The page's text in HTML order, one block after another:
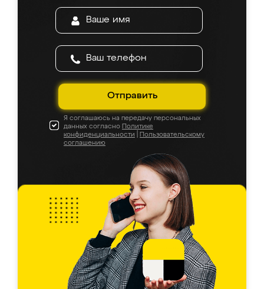
Отправить
Я соглашаюсь на передачу персональных
данных согласно Политике
конфиденциальности
Пользовательскому
соглашению